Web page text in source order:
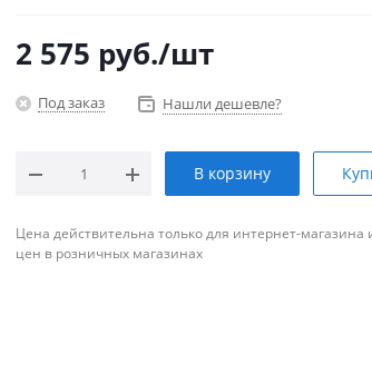
2 575 руб./шт
Под заказ Нашли дешевле?
В корзину
Цена действительна только для интернет-магазина
цен в розничных магазинах